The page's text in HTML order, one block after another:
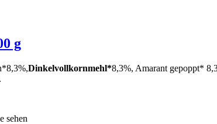
g
Dinkelvollkornmehl*8,3%, Amarant gepoppt*
sehen